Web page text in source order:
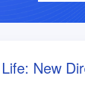
New